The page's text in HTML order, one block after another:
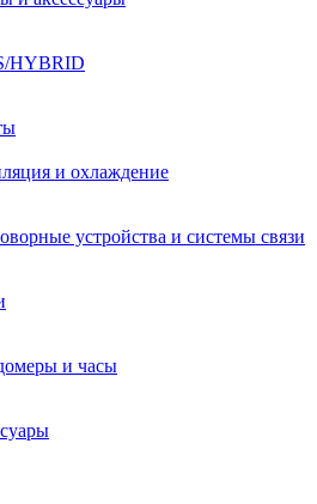
HYBRID
и охлаждение
устройства и системы связи
и часы